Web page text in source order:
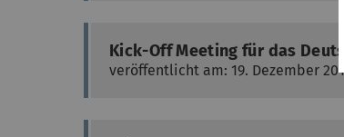
Kick-Off Meeting für das
veröffentlicht am: 19. Dezember